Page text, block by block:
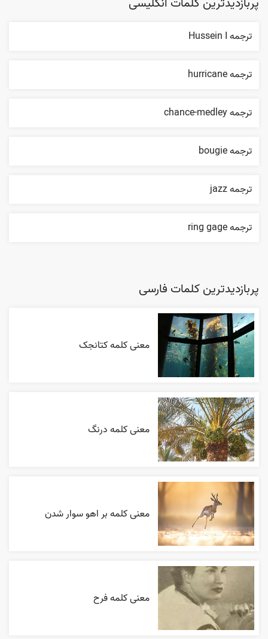
ترجمه Hussein I
ترجمه hurricane
ترجمه chance-medley
ترجمه bougie
ترجمه jazz
ترجمه ring gage
پربازدیدترین کلمات فارسی
معنی کلمه کتانجک
معنی کلمه درنگ
معنی کلمه بر اهو سوار شدن
معنی کلمه فرح